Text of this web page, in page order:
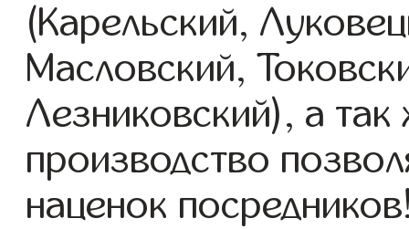
(Карельский,
Масловский,
Лезниковский), а
производство
наценок